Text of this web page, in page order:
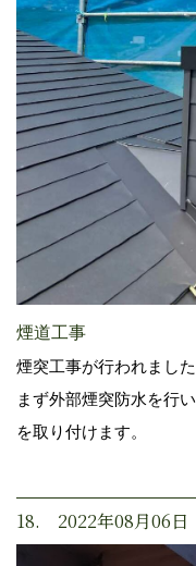
煙道工事
煙突工事が行われました
まず外部煙突防水を行
を取り付けます。
18. 2022年08月06日